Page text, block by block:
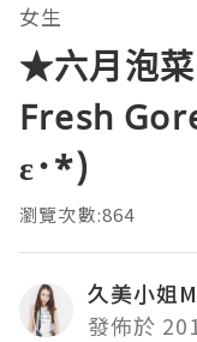
女生
★六月泡菜
Fresh
ε･*)
瀏覽次數:864
久美小姐
發佈於